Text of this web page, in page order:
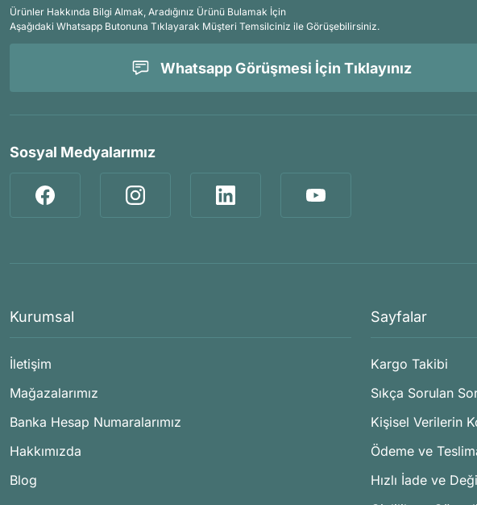
Ürünler Hakkında Bilgi Almak, Aradığınız Ürünü Bulamak İçin
Aşağıdaki Whatsapp Butonuna Tıklayarak Müşteri Temsilciniz ile Görüşebilirsiniz.
Whatsapp Görüşmesi İçin Tıklayınız
Sosyal Medyalarımız
Kurumsal
İletişim
Mağazalarımız
Banka Hesap Numaralarımız
Hakkımızda
Blog
Sayfalar
Kargo Takibi
Sıkça Sorulan
Kişisel Verilerin
Ödeme ve
Hızlı İade ve